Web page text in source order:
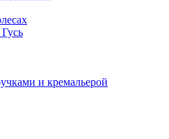
и кремальерой